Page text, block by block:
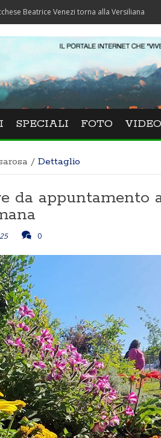
Venezi torna alla Versiliana
SPECIALI FOTO VIDEO
/ Dettaglio
da appuntamento
0